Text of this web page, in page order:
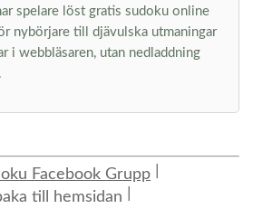
spelare löst gratis sudoku online
nybörjare till djävulska utmaningar
i webbläsaren, utan nedladdning
Facebook Grupp
till hemsidan